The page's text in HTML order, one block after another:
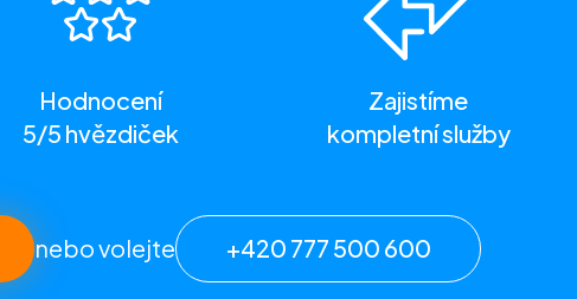
Hodnocení
5/5 hvězdiček
Zajistíme
kompletní služby
nebo volejte +420 777 500 600